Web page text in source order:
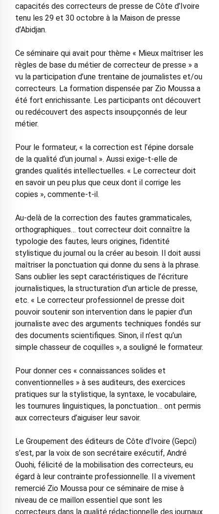
capacités des correcteurs de presse de Côte d’Ivoire
tenu les 29 et 30 octobre à la Maison de presse
d’Abidjan.
Ce séminaire qui avait pour thème « Mieux maîtriser les
règles de base du métier de correcteur de presse » a
vu la participation d’une trentaine de journalistes et/ou
correcteurs. La formation dispensée par Zio Moussa a
été fort enrichissante. Les participants ont découvert
ou redécouvert des aspects insoupçonnés de leur
métier.
Pour le formateur, « la correction est l’épine dorsale
de la qualité d’un journal ». Aussi exige-t-elle de
grandes qualités intellectuelles. « Le correcteur doit
en savoir un peu plus que ceux dont il corrige les
copies », commente-t-il.
Au-delà de la correction des fautes grammaticales,
orthographiques… tout correcteur doit connaître la
typologie des fautes, leurs origines, l’identité
stylistique du journal ou la créer au besoin. Il doit aussi
maîtriser la ponctuation qui donne du sens à la phrase.
Sans oublier les sept caractéristiques de l’écriture
journalistiques, la structuration d’un article de presse,
etc. « Le correcteur professionnel de presse doit
pouvoir soutenir son intervention dans le papier d’un
journaliste avec des arguments techniques fondés sur
des documents scientifiques. Sinon, il n’est qu’un
simple chasseur de coquilles », a souligné le formateur.
Pour donner ces « connaissances solides et
conventionnelles » à ses auditeurs, des exercices
pratiques sur la stylistique, la syntaxe, le vocabulaire,
les tournures linguistiques, la ponctuation… ont permis
aux correcteurs d’aiguiser leur savoir.
Le Groupement des éditeurs de Côte d’Ivoire (Gepci)
s’est, par la voix de son secrétaire exécutif, André
Ouohi, félicité de la mobilisation des correcteurs, eu
égard à leur contrainte professionnelle. Il a vivement
remercié Zio Moussa pour ce séminaire de mise à
niveau de ce maillon essentiel que sont les
correcteurs dans la qualité rédactionnelle des journaux